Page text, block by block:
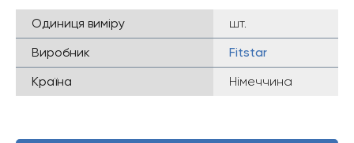
Одиниця виміру
шт.
Виробник
Fitstar
Країна
Німеччина